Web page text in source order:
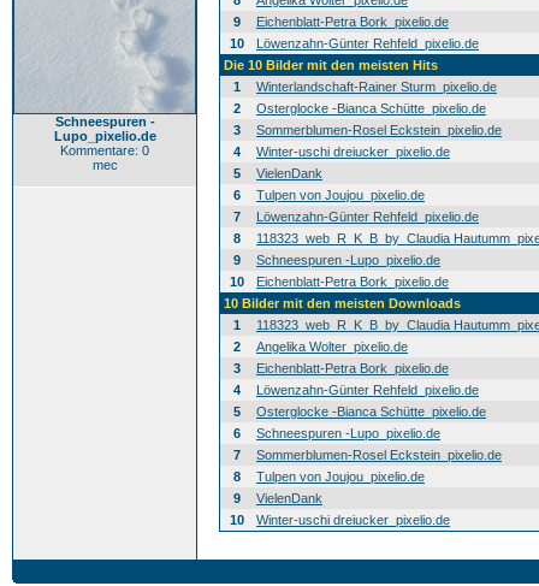
Schneespuren -
Lupo_pixelio.de
Kommentare: 0
mec
9
Eichenblatt-Petra Bork_pixelio.de
10
Löwenzahn-Günter Rehfeld_pixelio.de
Die 10 Bilder mit den meisten Hits
1
Winterlandschaft-Rainer Sturm_pixelio.de
2
Osterglocke -Bianca Schütte_pixelio.de
3
Sommerblumen-Rosel Eckstein_pixelio.de
4
Winter-uschi dreiucker_pixelio.de
5
VielenDank
6
Tulpen von Joujou_pixelio.de
7
Löwenzahn-Günter Rehfeld_pixelio.de
8
118323_web_R_K_B_by_Claudia
9
Schneespuren -Lupo_pixelio.de
10
Eichenblatt-Petra Bork_pixelio.de
10 Bilder mit den meisten Downloads
1
118323_web_R_K_B_by_Claudia
2
Angelika Wolter_pixelio.de
3
Eichenblatt-Petra Bork_pixelio.de
4
Löwenzahn-Günter Rehfeld_pixelio.de
5
Osterglocke -Bianca Schütte_pixelio.de
6
Schneespuren -Lupo_pixelio.de
7
Sommerblumen-Rosel Eckstein_pixelio.de
8
Tulpen von Joujou_pixelio.de
9
VielenDank
10
Winter-uschi dreiucker_pixelio.de